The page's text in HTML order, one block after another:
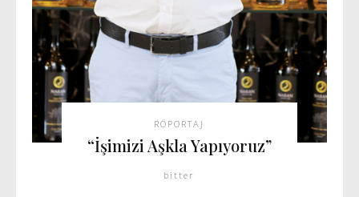
RÖPORTAJ
“İşimizi Aşkla Yapıyoruz”
bitter